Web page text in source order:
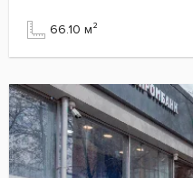
66.10 м²